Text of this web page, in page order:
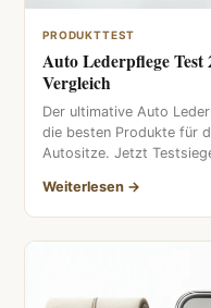
PRODUKTTEST
Auto Lederpflege
Vergleich
Der ultimative Auto
die besten Produkte für
Autositze. Jetzt
Weiterlesen →